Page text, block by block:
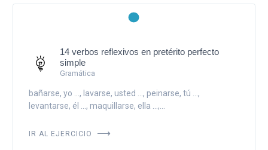
14 verbos reflexivos en pretérito perfecto
simple
Gramática
bañarse, yo ..., lavarse, usted ..., peinarse, tú ...,
levantarse, él ..., maquillarse, ella ...,...
IR AL EJERCICIO